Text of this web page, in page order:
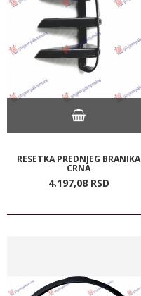
RESETKA PREDNJEG BRANIKA
CRNA
4.197,08 RSD